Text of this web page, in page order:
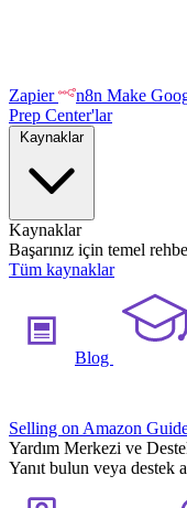
Zapier n8n Make
Prep Center'lar
Kaynaklar
Kaynaklar
Başarınız için temel
Tüm kaynaklar
Blog
Selling on Amazon
Yardım Merkezi ve
Yanıt bulun veya destek